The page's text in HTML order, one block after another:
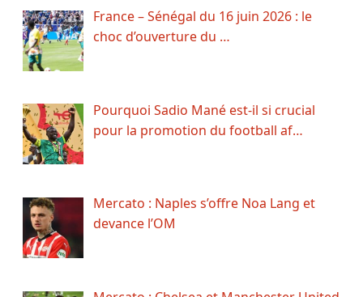
France – Sénégal du 16 juin 2026 : le
choc d’ouverture du …
Pourquoi Sadio Mané est-il si crucial
pour la promotion du football af…
Mercato : Naples s’offre Noa Lang et
devance l’OM